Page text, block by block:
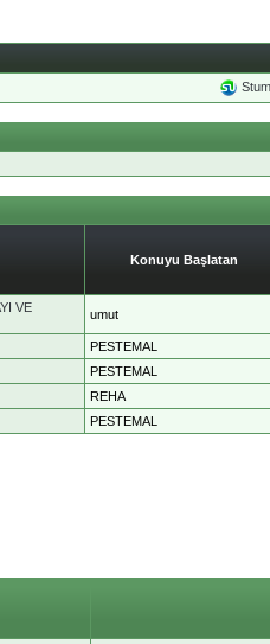
Konuyu Başlatan
VE
umut
PESTEMAL
PESTEMAL
REHA
PESTEMAL